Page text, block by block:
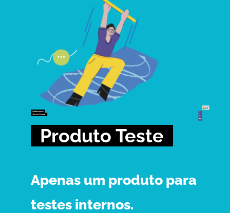
Produto Teste
Apenas um produto para
testes internos.